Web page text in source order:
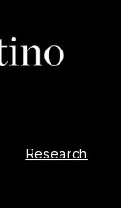
Research